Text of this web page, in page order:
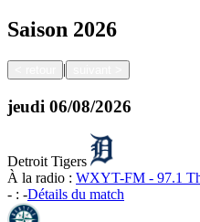
Saison 2026
|
jeudi 06/08/2026
Detroit Tigers
À la radio : WXYT-FM - 97.1
- : -Détails du match